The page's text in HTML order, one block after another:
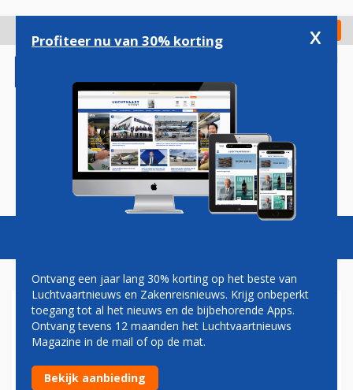
gaan
Check in
Magazine Podcasts Vacatures
LUFTHANSA NEEMT EERSTE
A350 MET LUXERE BUSINESS
CLASS IN DIENST
Profiteer nu van 30% korting x
Ontvang een jaar lang 30% korting op het beste van
Luchtvaartnieuws en Zakenreisnieuws. Krijg onbeperkt
toegang tot al het nieuws en de bijbehorende Apps.
Ontvang tevens 12 maanden het Luchtvaartnieuws
Magazine in de mail of op de mat.
Bekijk aanbieding